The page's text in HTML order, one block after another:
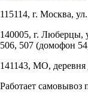
115114, г. Москва,
140005, г. Люберцы,
506, 507 (домофон
141143, МО,
Работает самовывоз